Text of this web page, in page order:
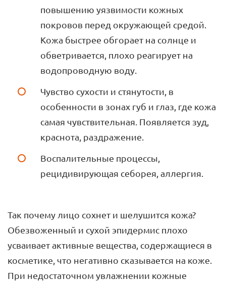
повышению уязвимости кожных
покровов перед окружающей средой.
Кожа быстрее обгорает на солнце и
обветривается, плохо реагирует на
водопроводную воду.
Чувство сухости и стянутости, в
особенности в зонах губ и глаз, где кожа
самая чувствительная. Появляется зуд,
краснота, раздражение.
Воспалительные процессы,
рецидивирующая себорея, аллергия.
Так почему лицо сохнет и шелушится кожа?
Обезвоженный и сухой эпидермис плохо
усваивает активные вещества, содержащиеся в
косметике, что негативно сказывается на коже.
При недостаточном увлажнении кожные